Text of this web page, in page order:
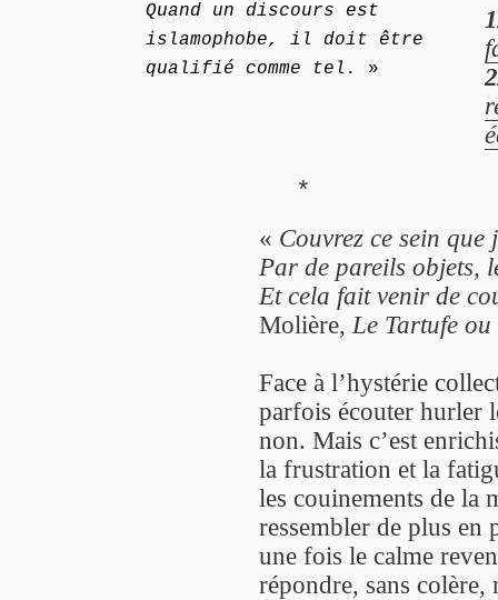
Quand un discours est
islamophobe, il doit être
qualifié comme tel.
»
*
« Couvrez ce sein
Par de pareils objets,
Et cela fait venir de
Molière, Le Tartufe
Face à l’hystérie
parfois écouter hurler
non. Mais c’est
la frustration et la
les couinements de la
ressembler de plus en
une fois le calme
répondre, sans colère,